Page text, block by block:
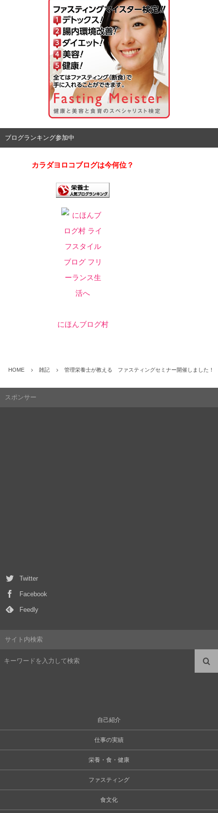
ブログランキング参加中
カラダヨロコブログは今何位？
にほんブログ村
HOME 雑記 管理栄養士が教える ファスティングセミナー開催しました！
スポンサー
Twitter
Facebook
Feedly
サイト内検索
自己紹介
仕事の実績
栄養・食・健康
ファスティング
食文化